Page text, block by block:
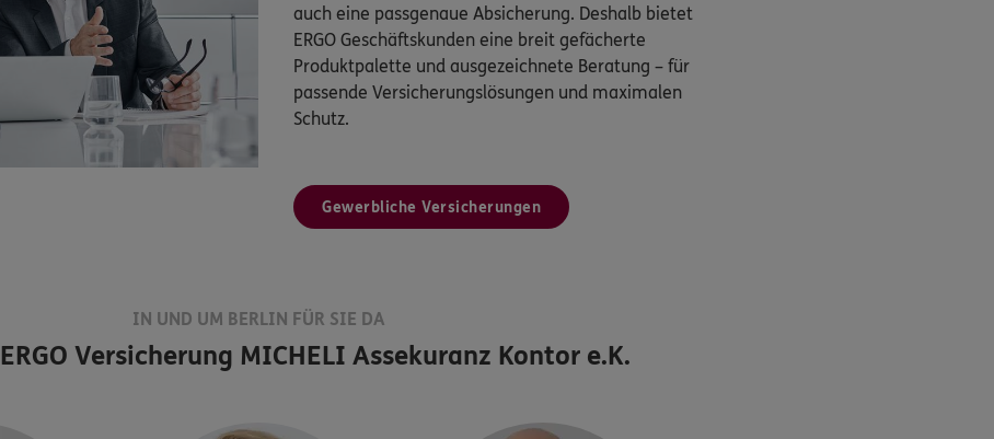
auch eine passgenaue Absicherung. Deshalb bietet
ERGO Geschäftskunden eine breit gefächerte
Produktpalette und ausgezeichnete Beratung – für
passende Versicherungslösungen und maximalen
Schutz.
Gewerbliche Versicherungen
IN UND UM BERLIN FÜR SIE DA
ERGO Versicherung MICHELI Assekuranz Kontor e.K.